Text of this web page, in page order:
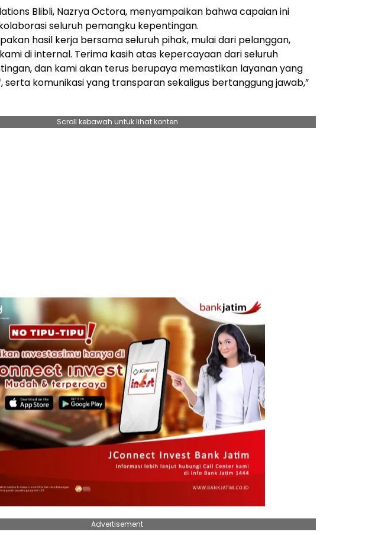
Blibli, Nazrya Octora, menyampaikan bahwa capaian ini
seluruh pemangku kepentingan.
hasil kerja bersama seluruh pihak, mulai dari pelanggan,
di internal. Terima kasih atas kepercayaan dari seluruh
dan kami akan terus berupaya memastikan layanan yang
serta komunikasi yang transparan sekaligus bertanggung jawab,”
Scroll kebawah untuk lihat konten
Advertisement